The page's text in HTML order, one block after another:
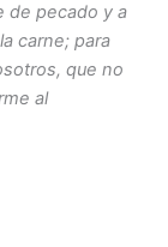
de pecado y a
carne; para
que no
al